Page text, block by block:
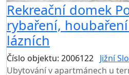
Rekreační domek
rybaření,
lázních
Číslo objektu: 2006122 Jižní
Ubytování v apartmánech u